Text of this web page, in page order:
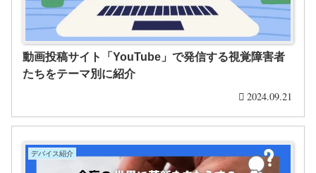
動画投稿サイト「YouTube」で発信する視覚障害者
たちをテーマ別に紹介
2024.09.21
デバイス紹介